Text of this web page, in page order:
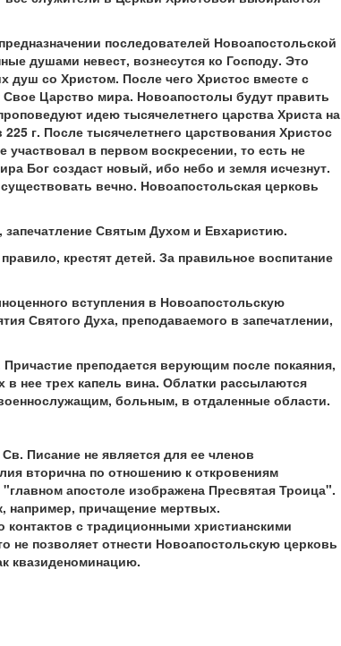
последователей Новоапостольской
душами невест, вознесутся ко Господу. Это
душ со Христом. После чего Христос вместе с
Царство мира. Новоапостолы будут править
идею тысячелетнего царства Христа на
г. После тысячелетнего царствования Христос
в первом воскресении, то есть не
Бог создаст новый, ибо небо и земля исчезнут.
вечно. Новоапостольская церковь
запечатление Святым Духом и Евхаристию.
крестят детей. За правильное воспитание
вступления в Новоапостольскую
Святого Духа, преподаваемого в запечатлении,
преподается верующим после покаяния,
в нее трех капель вина. Облатки рассылаются
больным, в отдаленные области.
Писание не является для ее членов
вторична по отношению к откровениям
апостоле изображена Пресвятая Троица".
например, причащение мертвых.
с традиционными христианскими
позволяет отнести Новоапостольскую церковь
квазиденоминацию.